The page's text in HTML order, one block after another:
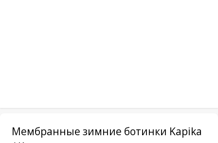
Мембранные зимние ботинки Kapika